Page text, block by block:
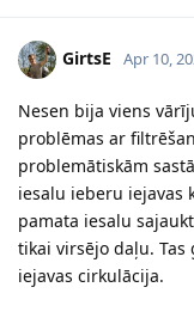
GirtsE Apr 10,
Nesen bija viens
problēmas ar
problemātiskām
iesalu ieberu iejavas
pamata iesalu
tikai virsējo daļu.
iejavas cirkulācija.